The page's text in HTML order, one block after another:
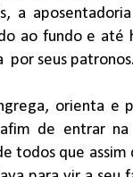
a
ao fundo e
por seus patronos.
orienta e
de entrar
todos que